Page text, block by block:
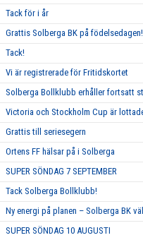
Tack för i år
Grattis Solberga BK på födelsedagen!
Tack!
Vi är registrerade för Fritidskortet
Solberga Bollklubb erhåller fortsatt
Victoria och Stockholm Cup är
Grattis till seriesegern
Ortens FF hälsar på i Solberga
SUPER SÖNDAG 7 SEPTEMBER
Tack Solberga Bollklubb!
Ny energi på planen – Solberga BK
SUPER SÖNDAG 10 AUGUSTI